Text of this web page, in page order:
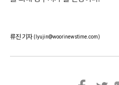
류진 기자 (lyujin@woorinewstime.com)